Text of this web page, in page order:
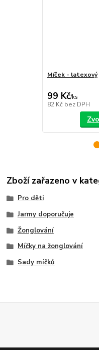
Míček - latexový
99 Kč/ks
82 Kč bez DPH
Zboží zařazeno v
Pro děti
Jarmy doporučuje
Žonglování
Míčky na žonglování
Sady míčků